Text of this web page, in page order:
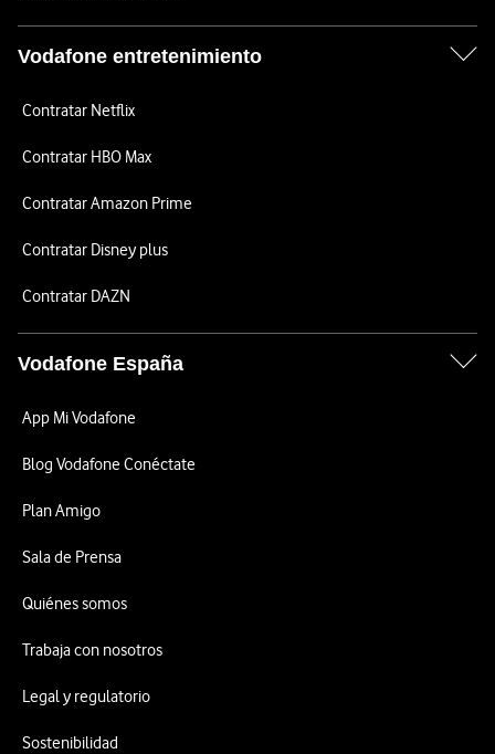
Vodafone entretenimiento
Contratar Netflix
Contratar HBO Max
Contratar Amazon Prime
Contratar Disney plus
Contratar DAZN
Vodafone España
App Mi Vodafone
Blog Vodafone Conéctate
Plan Amigo
Sala de Prensa
Quiénes somos
Trabaja con nosotros
Legal y regulatorio
Sostenibilidad